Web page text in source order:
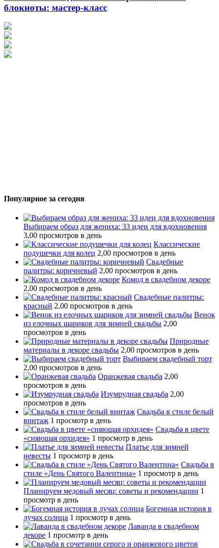
блокноты: мастер-класс
Популярное за сегодня
Выбираем образ для жениха: 33 идеи для вдохновения
3,00 просмотров в день
Классические
подушечки для колец 2,00 просмотров в день
Свадебные
палитры: коричневый 2,00 просмотров в день
Комод в свадебном декоре
2,00 просмотров в день
Свадебные палитры:
красный 2,00 просмотров в день
Венок
из елочных шариков для зимней свадьбы 2,00
просмотров в день
Природные
материалы в декоре свадьбы 2,00 просмотров в день
Выбираем свадебный торт
2,00 просмотров в день
Оранжевая свадьба 2,00
просмотров в день
Изумрудная свадьба 2,00
просмотров в день
Свадьба в стиле белый
винтаж 1 просмотр в день
Свадьба в цвете
«сияющая орхидея» 1 просмотр в день
Платье для зимней
невесты 1 просмотр в день
Свадьба в
стиле «День Святого Валентина» 1 просмотр в день
Планируем медовый месяц: советы и рекомендации 1
просмотр в день
Богемная история в
лучах солнца 1 просмотр в день
Лаванда в свадебном
декоре 1 просмотр в день